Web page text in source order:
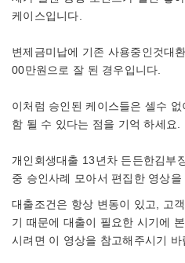
케이스입니다.
변제금미납에 기존 사용중인것대
00만원으로 잘 된 경우입니다.
이처럼 승인된 케이스들은 셀수
함 될 수 있다는 점을 기억 하세요.
개인회생대출 13년차 든든한김부
중 승인사례 모아서 편집한 영상
대출조건은 항상 변동이 있고, 고
기 때문에 대출이 필요한 시기에
시려면 이 영상을 참고해주시기 바